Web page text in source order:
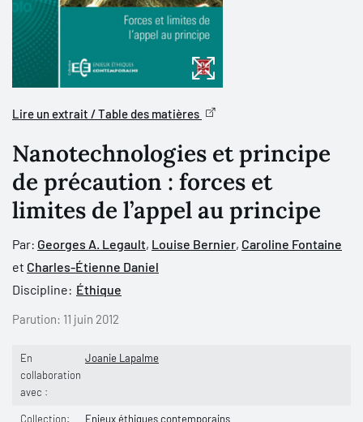
Lire un extrait / Table des matières
Nanotechnologies et principe
de précaution : forces et
limites de l’appel au principe
Par: Georges A. Legault, Louise Bernier, Caroline Fontaine
et Charles-Étienne Daniel
Discipline: Éthique
Parution: 11 juin 2012
En
collaboration
avec :
Joanie Lapalme
Collection: Enjeux éthiques contemporains